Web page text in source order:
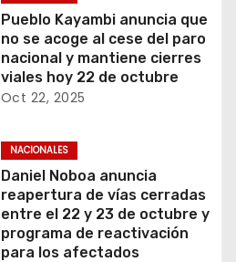
Pueblo Kayambi anuncia que
no se acoge al cese del paro
nacional y mantiene cierres
viales hoy 22 de octubre
Oct 22, 2025
NACIONALES
Daniel Noboa anuncia
reapertura de vías cerradas
entre el 22 y 23 de octubre y
programa de reactivación
para los afectados